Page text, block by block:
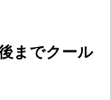
までクール